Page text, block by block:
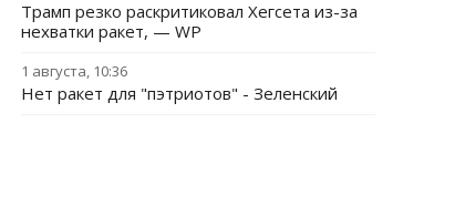
Трамп резко раскритиковал Хегсета из-за
нехватки ракет, — WP
1 августа, 10:36
Нет ракет для "пэтриотов" - Зеленский